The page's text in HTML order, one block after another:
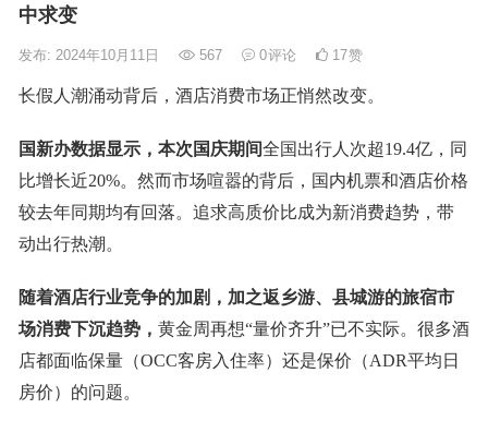
中求变
发布: 2024年10月11日 567 0评论 17赞
长假人潮涌动背后，酒店消费市场正悄然改变。
国新办数据显示，本次国庆期间全国出行人次超19.4亿，同
比增长近20%。然而市场喧嚣的背后，国内机票和酒店价格
较去年同期均有回落。追求高质价比成为新消费趋势，带
动出行热潮。
随着酒店行业竞争的加剧，加之返乡游、县城游的旅宿市
场消费下沉趋势， 黄金周再想“量价齐升”已不实际。很多酒
店都面临保量（OCC客房入住率）还是保价（ADR平均日
房价）的问题。